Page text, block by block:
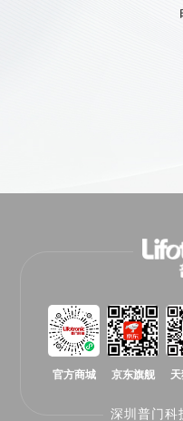
官方商城 京东旗舰
深圳普门科